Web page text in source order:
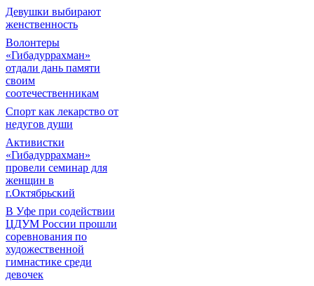
Девушки выбирают
женственность
Волонтеры
«Гибадуррахман»
отдали дань памяти
своим
соотечественникам
Спорт как лекарство от
недугов души
Активистки
«Гибадуррахман»
провели семинар для
женщин в
г.Октябрьский
В Уфе при содействии
ЦДУМ России прошли
соревнования по
художественной
гимнастике среди
девочек